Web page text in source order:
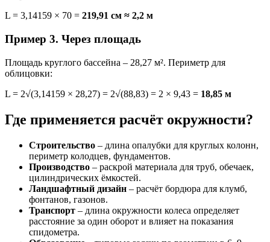
L = 3,14159 × 70 = 219,91 см ≈ 2,2 м
Пример 3. Через площадь
Площадь круглого бассейна – 28,27 м². Периметр для
облицовки:
L = 2√(3,14159 × 28,27) = 2√(88,83) = 2 × 9,43 = 18,85 м
Где применяется расчёт окружности?
Строительство – длина опалубки для круглых колонн,
периметр колодцев, фундаментов.
Производство – раскрой материала для труб, обечаек,
цилиндрических ёмкостей.
Ландшафтный дизайн – расчёт бордюра для клумб,
фонтанов, газонов.
Транспорт – длина окружности колеса определяет
расстояние за один оборот и влияет на показания
спидометра.